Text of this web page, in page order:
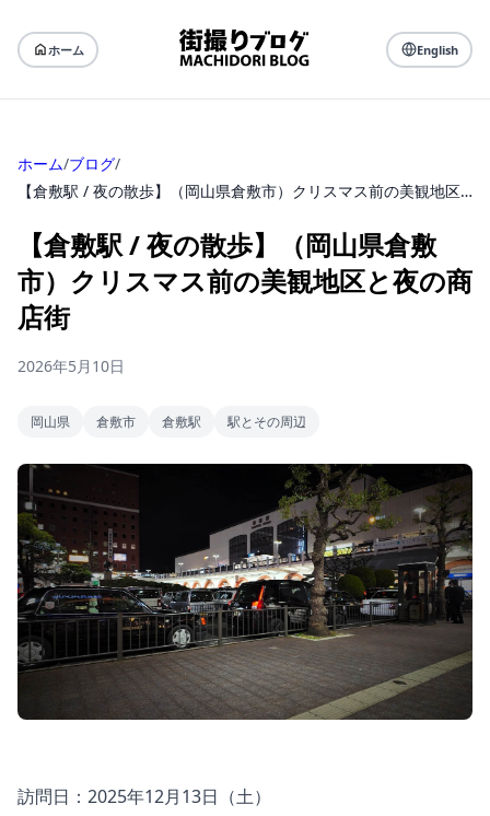
ホーム English
ホーム/ブログ/
【倉敷駅 / 夜の散歩】（岡山県倉敷市）クリスマス前の美観地区と夜の商店街
【倉敷駅 / 夜の散歩】（岡山県倉敷
市）クリスマス前の美観地区と夜の商
店街
2026年5月10日
岡山県 倉敷市 倉敷駅 駅とその周辺
訪問日：2025年12月13日（土）